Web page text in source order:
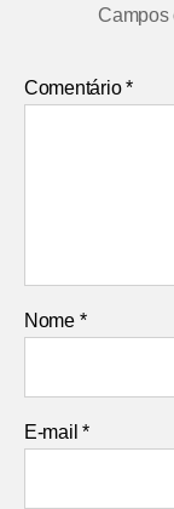
Campos
Comentário*
Nome *
E-mail*